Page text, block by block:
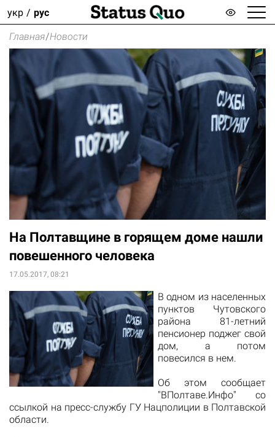
укр рус
Главная/Новости
На Полтавщине в горящем доме нашли
повешенного человека
17.05.2017, 08:21
В одном из населенных
пунктов Чутовского
района 81-летний
пенсионер поджег свой
дом, а потом
повесился в нем.
Об этом сообщает
"ВПолтаве.Инфо" со
ссылкой на пресс-службу ГУ Нацполиции в Полтавской
области.